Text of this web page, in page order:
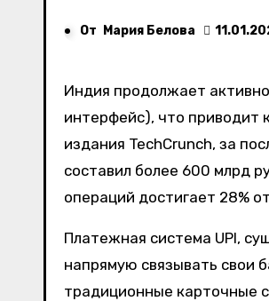
От Мария Белова
Индия продолжает активно развивать свою платежную систему UPI (унифицированный платежный
интерфейс), что приводит
издания TechCrunch, за
составил более 600 млрд
операций достигает 28%
Платежная система UPI,
напрямую связывать свои
традиционные карточные